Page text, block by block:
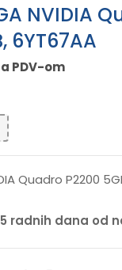
NVIDIA
6YT67AA
PDV-om
Quadro P2200
radnih dana od